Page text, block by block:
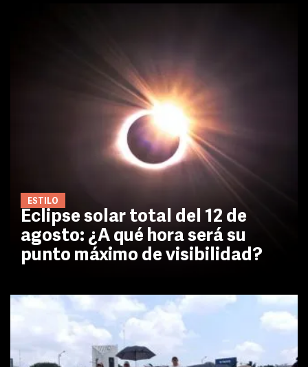
ESTILO
Eclipse solar total del 12 de
agosto: ¿A qué hora será su
punto máximo de visibilidad?